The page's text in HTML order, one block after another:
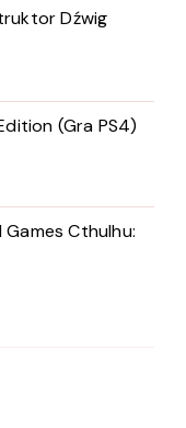
Dźwig
(Gra PS4)
Cthulhu: